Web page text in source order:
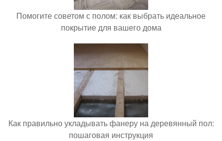
Помогите советом с полом: как выбрать идеальное
покрытие для вашего дома
Как правильно укладывать фанеру на деревянный пол:
пошаговая инструкция